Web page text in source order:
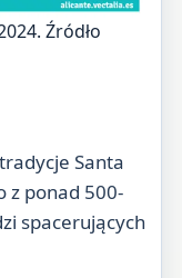
Źródło
Santa
z ponad 500-
spacerujących